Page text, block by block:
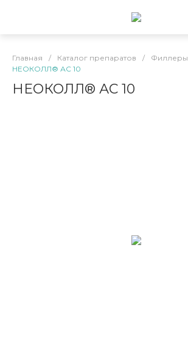
Главная / Каталог препаратов / Филлеры
НЕОКОЛЛ® АС 10
НЕОКОЛЛ® АС 10